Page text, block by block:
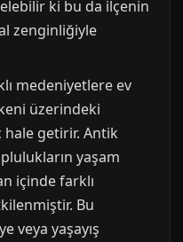
ki bu da ilçenin
zenginliğiyle
medeniyetlere ev
üzerindeki
hale getirir. Antik
yaşam
içinde farklı
Bu
veya yaşayış